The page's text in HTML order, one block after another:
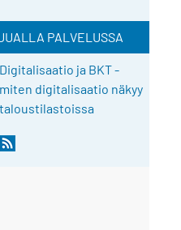
PALVELUSSA
Digitalisaatio ja BKT -
miten digitalisaatio näkyy
taloustilastoissa